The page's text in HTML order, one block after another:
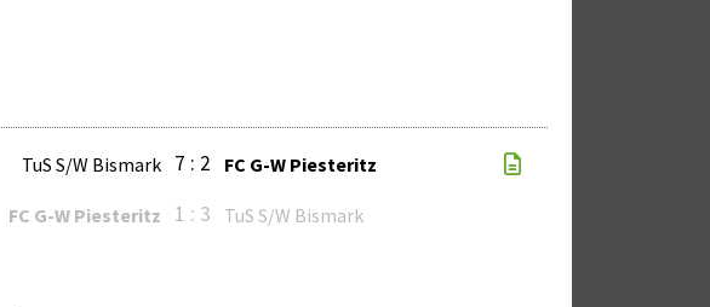
TuS S/W Bismark 7 : 2 FC G-W Piesteritz
FC G-W Piesteritz 1 : 3 TuS S/W Bismark